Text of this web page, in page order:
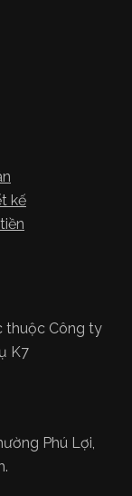
kế
thuộc Công ty
K7
Phú Lợi,